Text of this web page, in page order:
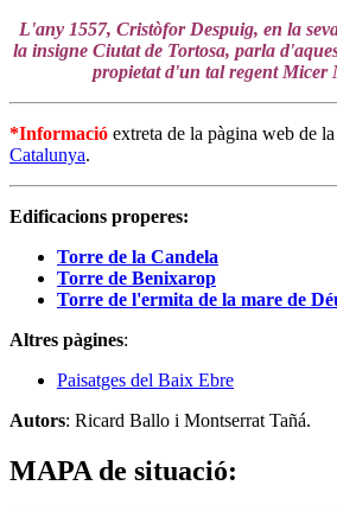
L'any 1557, Cristòfor Despuig, en la
la insigne Ciutat de Tortosa, parla
propietat d'un tal regent Micer
*Informació extreta de la pàgina web de la
Catalunya.
Edificacions properes:
Torre de la Candela
Torre de Benixarop
Torre de l'ermita de la mare de
Altres pàgines:
Paisatges del Baix Ebre
Autors: Ricard Ballo i Montserrat Tañá.
MAPA de situació: